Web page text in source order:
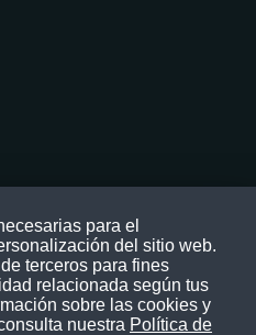
a través
para el
del sitio web.
terceros para fines
relacionada según tus
sobre las cookies y
nuestra Política de